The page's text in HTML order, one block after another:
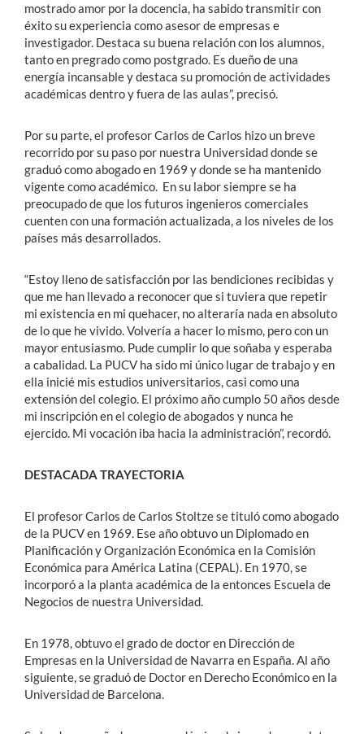
mostrado amor por la docencia, ha sabido transmitir con
éxito su experiencia como asesor de empresas e
investigador. Destaca su buena relación con los alumnos,
tanto en pregrado como postgrado. Es dueño de una
energía incansable y destaca su promoción de actividades
académicas dentro y fuera de las aulas”, precisó.
Por su parte, el profesor Carlos de Carlos hizo un breve
recorrido por su paso por nuestra Universidad donde se
graduó como abogado en 1969 y donde se ha mantenido
vigente como académico. En su labor siempre se ha
preocupado de que los futuros ingenieros comerciales
cuenten con una formación actualizada, a los niveles de los
países más desarrollados.
“Estoy lleno de satisfacción por las bendiciones recibidas y
que me han llevado a reconocer que si tuviera que repetir
mi existencia en mi quehacer, no alteraría nada en absoluto
de lo que he vivido. Volvería a hacer lo mismo, pero con un
mayor entusiasmo. Pude cumplir lo que soñaba y esperaba
a cabalidad. La PUCV ha sido mi único lugar de trabajo y en
ella inicié mis estudios universitarios, casi como una
extensión del colegio. El próximo año cumplo 50 años desde
mi inscripción en el colegio de abogados y nunca he
ejercido. Mi vocación iba hacia la administración”, recordó.
DESTACADA TRAYECTORIA
El profesor Carlos de Carlos Stoltze se tituló como abogado
de la PUCV en 1969. Ese año obtuvo un Diplomado en
Planificación y Organización Económica en la Comisión
Económica para América Latina (CEPAL). En 1970, se
incorporó a la planta académica de la entonces Escuela de
Negocios de nuestra Universidad.
En 1978, obtuvo el grado de doctor en Dirección de
Empresas en la Universidad de Navarra en España. Al año
siguiente, se graduó de Doctor en Derecho Económico en la
Universidad de Barcelona.